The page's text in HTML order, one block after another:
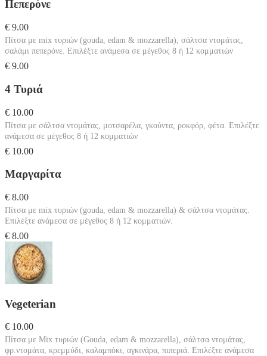
Πεπερόνε
€ 9.00
Πίτσα με mix τυριών (gouda, edam & mozzarella), σάλτσα ντομάτας,
σαλάμι πεπερόνε. Επιλέξτε ανάμεσα σε μέγεθος 8 ή 12 κομματιών
€ 9.00
4 Τυριά
€ 10.00
Πίτσα με σάλτσα ντομάτας, μοτσαρέλα, γκούντα, ροκφόρ, φέτα. Επιλέξτε
ανάμεσα σε μέγεθος 8 ή 12 κομματιών
€ 10.00
Μαργαρίτα
€ 8.00
Πίτσα με mix τυριών (gouda, edam & mozzarella) & σάλτσα ντομάτας.
Επιλέξτε ανάμεσα σε μέγεθος 8 ή 12 κομματιών.
€ 8.00
Vegeterian
€ 10.00
Πίτσα με Mix τυριών (Gouda, edam & mozzarella), σάλτσα ντομάτας,
φρ.ντομάτα, κρεμμύδι, καλαμπόκι, αγκινάρα, πιπεριά. Επιλέξτε ανάμεσα